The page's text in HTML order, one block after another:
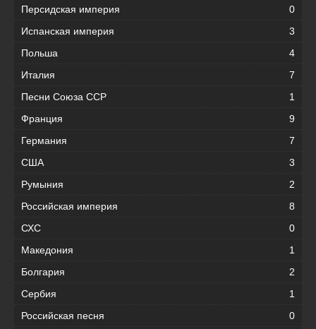
Персидская империя
0
Испанская империя
3
Польша
4
Италия
7
Песни Союза ССР
1
Франция
9
Германия
7
США
3
Румыния
2
Российская империя
8
СХС
0
Македония
1
Болгария
2
Сербия
1
Российская песня
0